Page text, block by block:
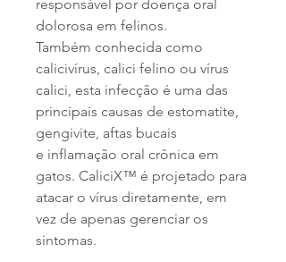
responsável por doença oral
dolorosa em felinos.
Também conhecida como
calicivírus, calici felino ou vírus
calici, esta infecção é uma das
principais causas de estomatite,
gengivite, aftas bucais
e inflamação oral crônica em
gatos. CaliciX™ é projetado para
atacar o vírus diretamente, em
vez de apenas gerenciar os
sintomas.